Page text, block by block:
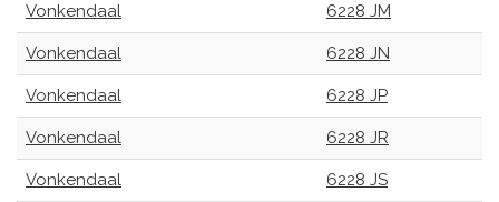
Vonkendaal 6228 JM
Vonkendaal 6228 JN
Vonkendaal 6228 JP
Vonkendaal 6228 JR
Vonkendaal 6228 JS